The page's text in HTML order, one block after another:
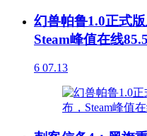
幻兽帕鲁1.0正式
Steam峰值在线
6 07.13